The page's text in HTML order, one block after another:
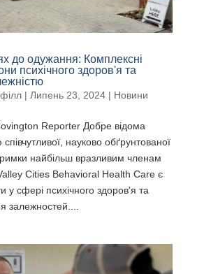
до одужання: Комплексні
психічного здоров'я та
| Липень 23, 2024| Новини
Reporter Добре відома
науково обґрунтованої
найбільш вразливим членам
Cities Behavioral Health Care є
у сфері психічного здоров'я та
залежностей....